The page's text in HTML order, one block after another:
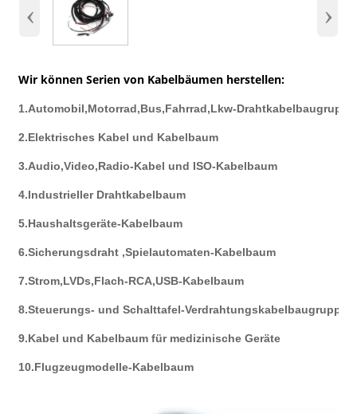
‹ ›
Wir können Serien von Kabelbäumen herstellen:
1.Automobil,Motorrad,Bus,Fahrrad,Lkw-Drahtkabelbaugruppe
2.Elektrisches Kabel und Kabelbaum
3.Audio,Video,Radio-Kabel und ISO-Kabelbaum
4.Industrieller Drahtkabelbaum
5.Haushaltsgeräte-Kabelbaum
6.Sicherungsdraht ,Spielautomaten-Kabelbaum
7.Strom,LVDs,Flach-RCA,USB-Kabelbaum
8.Steuerungs- und Schalttafel-Verdrahtungskabelbaugruppen
9.Kabel und Kabelbaum für medizinische Geräte
10.Flugzeugmodelle-Kabelbaum